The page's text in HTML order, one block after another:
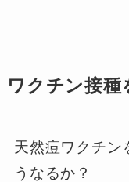
ワクチン接種
天然痘ワクチン
うなるか？